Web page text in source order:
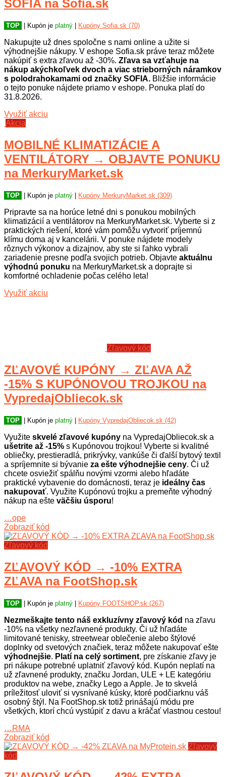
SOFIA na Sofia.sk
TOP | Kupón je platný Kupóny Sofia.sk (70)
Nakupujte už dnes spoločne s nami online a užite si
výhodnejšie nákupy. V eshope Sofia.sk práve teraz môžete
nakúpiť s extra zľavou až -30%. Zľava sa vzťahuje na
nákup akýchkoľvek dvoch a viac strieborných náramkov
s polodrahokamami od značky SOFIA. Bližšie informácie
o tejto ponuke nájdete priamo v eshope. Ponuka platí do
31.8.2026.
Využiť akciu
Akcia
MOBILNÉ KLIMATIZÁCIE A
VENTILÁTORY → OBJAVTE PONUKU
na MerkuryMarket.sk
TOP | Kupón je platný Kupóny MerkuryMarket.sk (309)
Pripravte sa na horúce letné dni s ponukou mobilných
klimatizácií a ventilátorov na MerkuryMarket.sk. Vyberte si z
praktických riešení, ktoré vám pomôžu vytvoriť príjemnú
klímu doma aj v kancelárii. V ponuke nájdete modely
rôznych výkonov a dizajnov, aby ste si ľahko vybrali
zariadenie presne podľa svojich potrieb. Objavte aktuálnu
výhodnú ponuku na MerkuryMarket.sk a doprajte si
komfortné ochladenie počas celého leta!
Využiť akciu
Zľavový kód
ZĽAVOVÉ KUPÓNY → ZĽAVA AŽ
-15% S KUPÓNOVOU TROJKOU na
VypredajObliecok.sk
TOP | Kupón je platný | Kupóny VypredajObliecok.sk (42)
Využite skvelé zľavové kupóny na VypredajObliecok.sk a
ušetrite až -15% s Kupónovou trojkou! Vyberte si kvalitné
obliečky, prestieradlá, prikrývky, vankúše či ďalší bytový textil
a spríjemnite si bývanie za ešte výhodnejšie ceny. Či už
chcete osviežiť spálňu novými vzormi alebo hľadáte
praktické vybavenie do domácnosti, teraz je ideálny čas
nakupovať. Využite Kupónovú trojku a premeňte výhodný
nákup na ešte väčšiu úsporu!
…ope
Zobraziť kód
Zľavový kód
ZĽAVOVÝ KÓD → -10% EXTRA
ZĽAVA na FootShop.sk
TOP | Kupón je platný | Kupóny FOOTSHOP.sk (267)
Nezmeškajte tento náš exkluzívny zľavový kód na zľavu
-10% na všetky nezľavnené produkty. Či už hľadáte
limitované tenisky, streetwear oblečenie alebo štýlové
doplnky od svetových značiek, teraz môžete nakupovať ešte
výhodnejšie. Platí na celý sortiment, pre získanie zľavy je
pri nákupe potrebné uplatniť zľavový kód. Kupón neplatí na
už zľavnené produkty, značku Jordan, ULE + LE kategóriu
produktov na webe, značky Lego a Apple. Je to skvelá
príležitosť uloviť si vysnívané kúsky, ktoré podčiarknu váš
osobný štýl. Na FootShop.sk totiž prinášajú módu pre
všetkých, ktorí chcú vystúpiť z davu a kráčať vlastnou cestou!
…RMA
Zobraziť kód
Zľavový
kód